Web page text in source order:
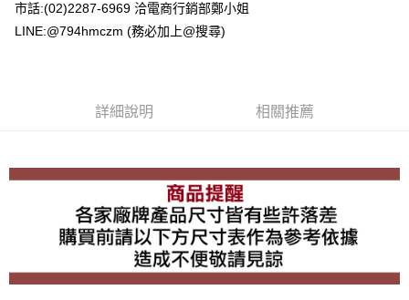
悠遊付
全家取貨付款
每筆NT$60，滿NT$1,500(含以上)免運費
7-11取貨付款
每筆NT$60，滿NT$1,500(含以上)免運費
宅配
市話:(02)2287-6969 洽電商行銷部鄭小姐
LINE:@794hmczm (務必加上@搜尋)
詳細說明 相關推薦